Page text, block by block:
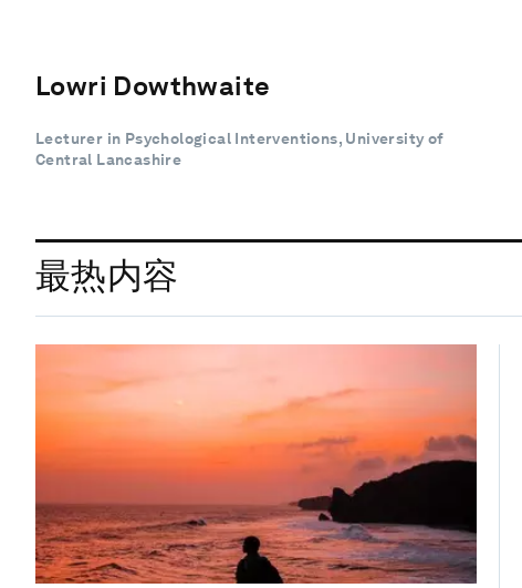
Lowri Dowthwaite
Lecturer in Psychological Interventions, University of
Central Lancashire
最热内容